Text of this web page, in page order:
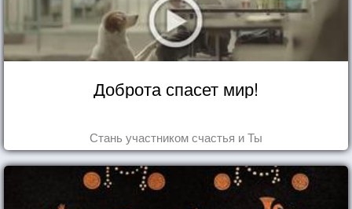
Доброта спасет мир!
Стань участником счастья и Ты